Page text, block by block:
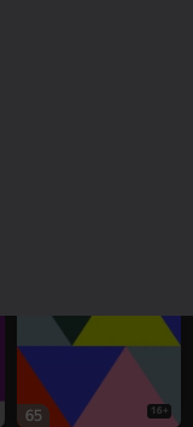
65 16+